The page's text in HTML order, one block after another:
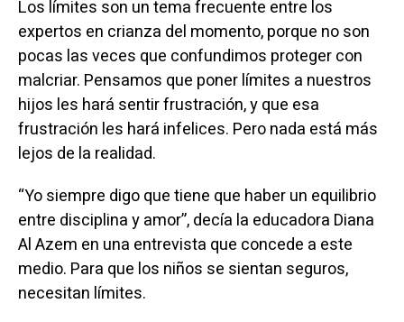
Los límites son un tema frecuente entre los
expertos en crianza del momento, porque no son
pocas las veces que confundimos proteger con
malcriar. Pensamos que poner límites a nuestros
hijos les hará sentir frustración, y que esa
frustración les hará infelices. Pero nada está más
lejos de la realidad.
“Yo siempre digo que tiene que haber un equilibrio
entre disciplina y amor”, decía la educadora Diana
Al Azem en una entrevista que concede a este
medio. Para que los niños se sientan seguros,
necesitan límites.